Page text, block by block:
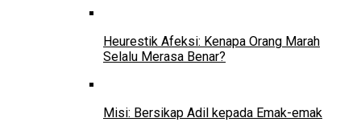
Heurestik Afeksi: Kenapa Orang Marah
Selalu Merasa Benar?
Misi: Bersikap Adil kepada Emak-emak